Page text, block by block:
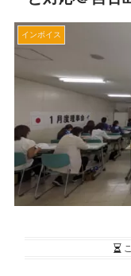
インボイス